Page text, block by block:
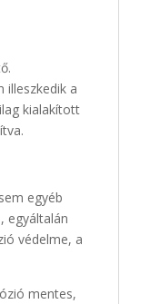
illeszkedik a
kialakított
egyéb
egyáltalán
védelme, a
mentes,